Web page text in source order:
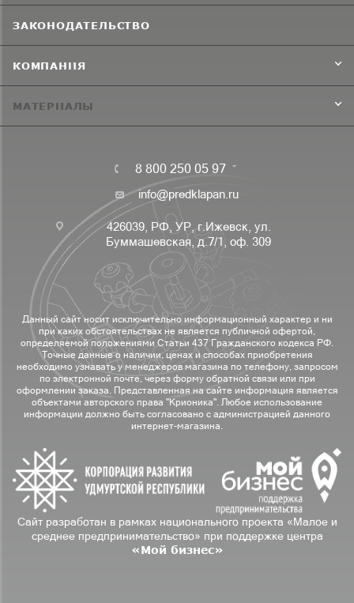
ЗАКОНОДАТЕЛЬСТВО
КОМПАНИЯ
МАТЕРИАЛЫ
8 800 250 05 97
info@predklapan.ru
426039, РФ, УР, г.Ижевск, ул.
Буммашевская, д.7/1, оф. 309
Данный сайт носит исключительно информационный характер и ни
при каких обстоятельствах не является публичной офертой,
определяемой положениями Статьи 437 Гражданского кодекса РФ.
Точные данные о наличии, ценах и способах приобретения
необходимо узнавать у менеджеров магазина по телефону, запросом
по электронной почте, через форму обратной связи или при
оформлении заказа. Представленная на сайте информация является
объектами авторского права "Крионика". Любое использование
информации должно быть согласовано с администрацией данного
интернет-магазина.
Сайт разработан в рамках национального проекта «Малое и
среднее предпринимательство» при поддержке центра
«Мой бизнес»